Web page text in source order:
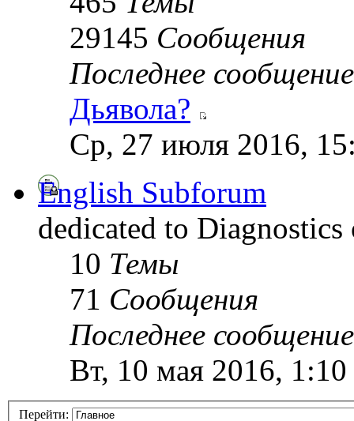
29145 Сообщения
Последнее сообщение
Дьявола?
Ср, 27 июля 2016,
English Subforum
dedicated to
10 Темы
71 Сообщения
Последнее сообщение
Вт, 10 мая 2016, 1:10
Перейти: